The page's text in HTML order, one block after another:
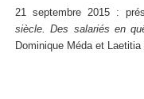
21 septembre 2015 :
siècle. Des salariés en
Dominique Méda et Laetitia